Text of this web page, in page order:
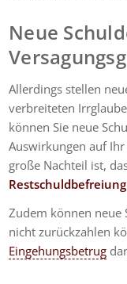
Neue
Allerdings stellen
verbreiteten
können Sie neue
Auswirkungen auf
große Nachteil ist,
Zudem können neue
nicht zurückzahlen
Eingehungsbetrug